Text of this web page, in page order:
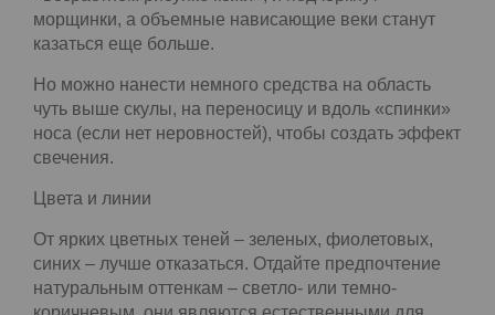
Тени, помаду, румяна и прочие средства с
блестками лучше не использовать. Перламутр
неровности. Такая помада едва заметные
складочки на верхней губе превратит в
возрастные морщины, тени с блеском сделают
акцент на «возрастном рисунке кожи», и
подчеркнут морщинки, а объемные нависающие
веки станут казаться еще больше.
Но можно нанести немного средства на область
чуть выше скулы, на переносицу и вдоль
«спинки» носа (если нет неровностей), чтобы